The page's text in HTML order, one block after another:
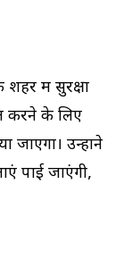
शहर में सुरक्षा
करने के लिए
जाएगा। उन्होंने
पाई जाएंगी,